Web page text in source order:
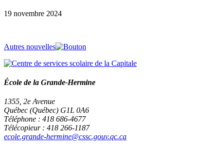
19 novembre 2024
Autres nouvelles
École de la Grande-Hermine
1355, 2e Avenue
Québec (Québec) G1L 0A6
Téléphone : 418 686-4677
Télécopieur : 418 266-1187
ecole.grande-hermine@cssc.gouv.qc.ca